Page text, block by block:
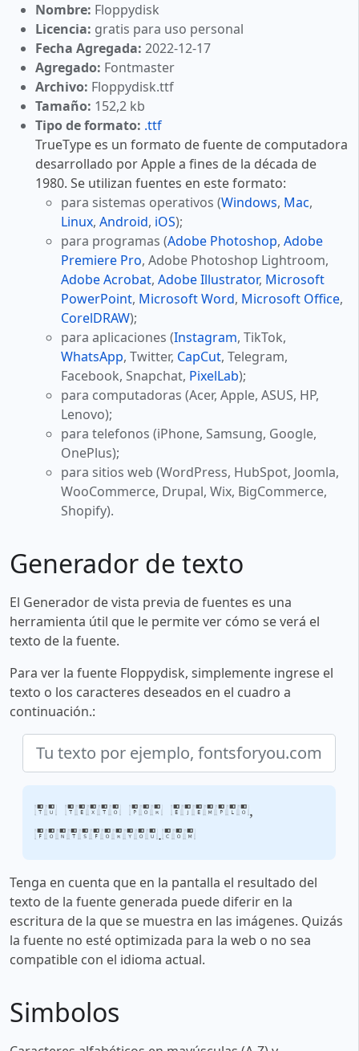
Nombre: Floppydisk
Licencia: gratis para uso personal
Fecha Agregada: 2022-12-17
Agregado: Fontmaster
Archivo: Floppydisk.ttf
Tamaño: 152,2 kb
Tipo de formato: .ttf
TrueType es un formato de fuente de computadora
desarrollado por Apple a fines de la década de
1980. Se utilizan fuentes en este formato:
para sistemas operativos (Windows, Mac,
Linux, Android, iOS);
para programas (Adobe Photoshop, Adobe
Premiere Pro, Adobe Photoshop Lightroom,
Adobe Acrobat, Adobe Illustrator, Microsoft
PowerPoint, Microsoft Word, Microsoft Office,
CorelDRAW);
para aplicaciones (Instagram, TikTok,
WhatsApp, Twitter, CapCut, Telegram,
Facebook, Snapchat, PixelLab);
para computadoras (Acer, Apple, ASUS, HP,
Lenovo);
para telefonos (iPhone, Samsung, Google,
OnePlus);
para sitios web (WordPress, HubSpot, Joomla,
WooCommerce, Drupal, Wix, BigCommerce,
Shopify).
Generador de texto
El Generador de vista previa de fuentes es una
herramienta útil que le permite ver cómo se verá el
texto de la fuente.
Para ver la fuente Floppydisk, simplemente ingrese el
texto o los caracteres deseados en el cuadro a
continuación.:
Tu texto por ejemplo,
fontsforyou.com
Tenga en cuenta que en la pantalla el resultado del
texto de la fuente generada puede diferir en la
escritura de la que se muestra en las imágenes. Quizás
la fuente no esté optimizada para la web o no sea
compatible con el idioma actual.
Simbolos